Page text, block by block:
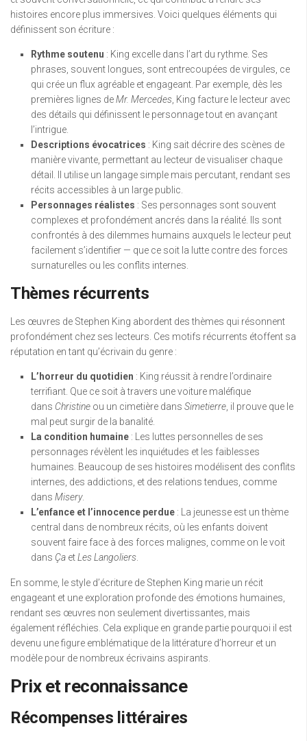
histoires encore plus immersives. Voici quelques éléments qui
définissent son écriture :
Rythme soutenu : King excelle dans l’art du rythme. Ses
phrases, souvent longues, sont entrecoupées de virgules, ce
qui crée un flux agréable et engageant. Par exemple, dès les
premières lignes deMr. Mercedes, King facture le lecteur avec
des détails qui définissent le personnage tout en avançant
l’intrigue.
Descriptions évocatrices : King sait décrire des scènes de
manière vivante, permettant au lecteur de visualiser chaque
détail. Il utilise un langage simple mais percutant, rendant ses
récits accessibles à un large public.
Personnages réalistes : Ses personnages sont souvent
complexes et profondément ancrés dans la réalité. Ils sont
confrontés à des dilemmes humains auxquels le lecteur peut
facilement s’identifier — que ce soit la lutte contre des forces
surnaturelles ou les conflits internes.
Thèmes récurrents
Les œuvres de Stephen King abordent des thèmes qui résonnent
profondément chez ses lecteurs. Ces motifs récurrents étoffent sa
réputation en tant qu’écrivain du genre :
L’horreur du quotidien : King réussit à rendre l’ordinaire
terrifiant. Que ce soit à travers une voiture maléfique
dans Christine ou un cimetière dans Simetierre, il prouve que le
mal peut surgir de la banalité.
La condition humaine : Les luttes personnelles de ses
personnages révèlent les inquiétudes et les faiblesses
humaines. Beaucoup de ses histoires modélisent des conflits
internes, des addictions, et des relations tendues, comme
dans Misery.
L’enfance et l’innocence perdue : La jeunesse est un thème
central dans de nombreux récits, où les enfants doivent
souvent faire face à des forces malignes, comme on le voit
dans Ça etLes Langoliers.
En somme, le style d’écriture de Stephen King marie un récit
engageant et une exploration profonde des émotions humaines,
rendant ses œuvres non seulement divertissantes, mais
également réfléchies. Cela explique en grande partie pourquoi il est
devenu une figure emblématique de la littérature d’horreur et un
modèle pour de nombreux écrivains aspirants.
Prix et reconnaissance
Récompenses littéraires